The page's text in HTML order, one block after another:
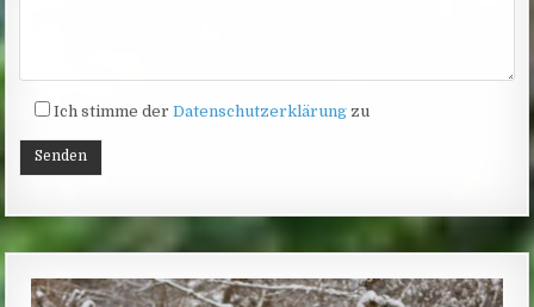
Ich stimme derDatenschutzerklärung zu